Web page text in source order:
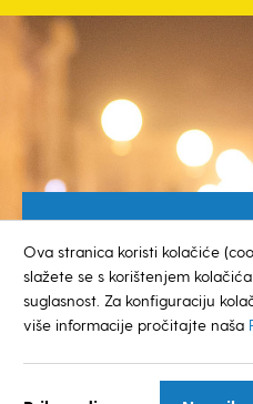
0800
© GRAD
Ova stranica koristi kolačiće
slažete se s korištenjem
suglasnost. Za konfiguraciju
više informacije pročitajte naša